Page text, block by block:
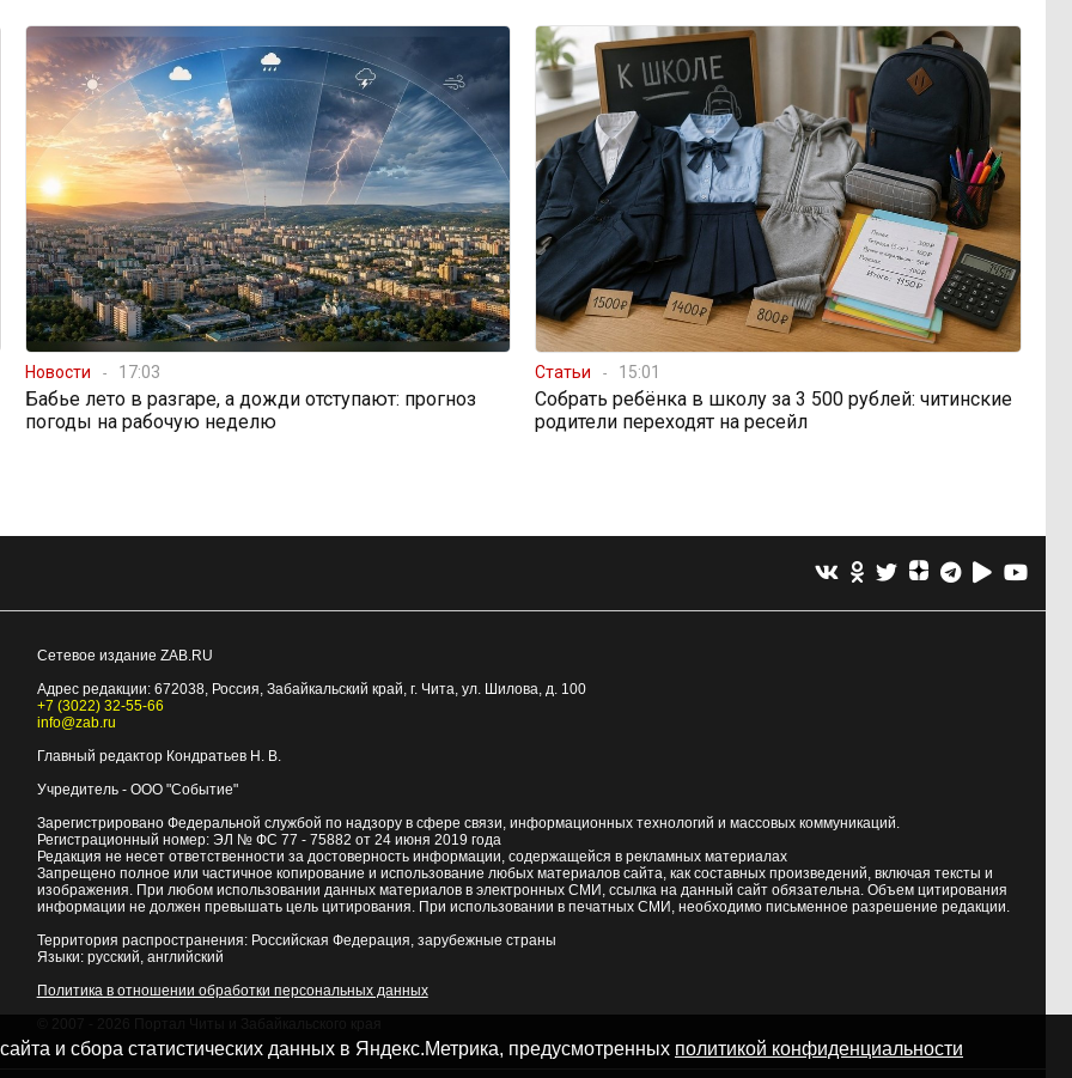
Новости 17:03
Бабье лето в разгаре, а дожди отступают: прогноз
погоды на рабочую неделю
Статьи 15:01
Собрать ребёнка в школу за 3 500 рублей: читинские
родители переходят на ресейл
Сетевое издание ZAB.RU
Адрес редакции: 672038, Россия, Забайкальский край, г. Чита, ул. Шилова, д. 100
+7 (3022) 32-55-66
info@zab.ru
Главный редактор Кондратьев Н. В.
Учредитель - ООО "Событие"
Зарегистрировано Федеральной службой по надзору в сфере связи, информационных технологий и массовых коммуникаций.
Регистрационный номер: ЭЛ № ФС 77 - 75882 от 24 июня 2019 года
Редакция не несет ответственности за достоверность информации, содержащейся в рекламных материалах
Запрещено полное или частичное копирование и использование любых материалов сайта, как составных произведений, включая тексты и
изображения. При любом использовании данных материалов в электронных СМИ, ссылка на данный сайт обязательна. Объем цитирования
информации не должен превышать цель цитирования. При использовании в печатных СМИ, необходимо письменное разрешение редакции.
Территория распространения: Российская Федерация, зарубежные страны
Языки: русский, английский
Политика в отношении обработки персональных данных
и сбора статистических данных в Яндекс.Метрика, предусмотренных политикой конфиденциальности